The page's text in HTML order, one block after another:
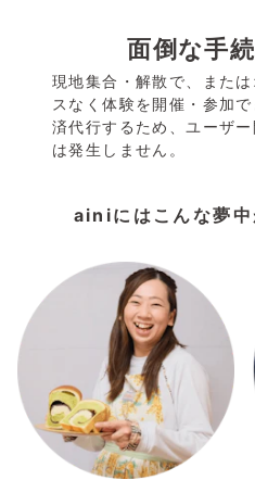
面倒な手
現地集合・解散で、また
スなく体験を開催・参加
済代行するため、ユーザ
は発生しません。
ainiにはこんな夢中